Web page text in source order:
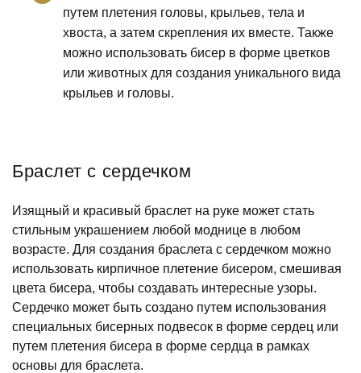
путем плетения головы, крыльев, тела и
хвоста, а затем скрепления их вместе. Также
можно использовать бисер в форме цветков
или животных для создания уникального вида
крыльев и головы.
Браслет с сердечком
Изящный и красивый браслет на руке может стать
стильным украшением любой моднице в любом
возрасте. Для создания браслета с сердечком можно
использовать кирпичное плетение бисером, смешивая
цвета бисера, чтобы создавать интересные узоры.
Сердечко может быть создано путем использования
специальных бисерных подвесок в форме сердец или
путем плетения бисера в форме сердца в рамках
основы для браслета.